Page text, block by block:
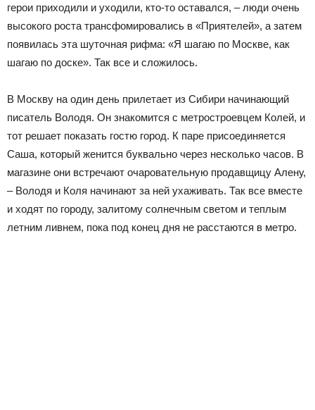
герои приходили и уходили, кто-то оставался, – люди очень
высокого роста трансфомировались в «Приятелей», а затем
появилась эта шуточная рифма: «Я шагаю по Москве, как
шагаю по доске». Так все и сложилось.
В Москву на один день прилетает из Сибири начинающий
писатель Володя. Он знакомится с метростроевцем Колей, и
тот решает показать гостю город. К паре присоединяется
Саша, который женится буквально через несколько часов. В
магазине они встречают очаровательную продавщицу Алену,
– Володя и Коля начинают за ней ухаживать. Так все вместе
и ходят по городу, залитому солнечным светом и теплым
летним ливнем, пока под конец дня не расстаются в метро.